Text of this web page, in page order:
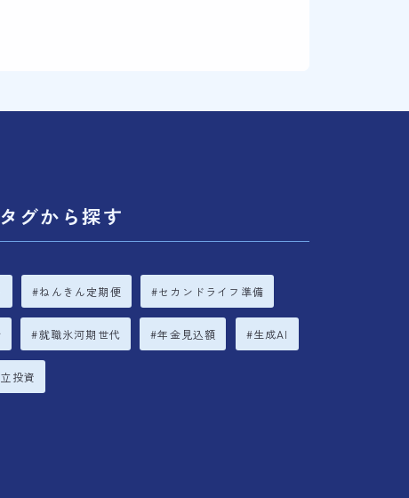
タグから探す
ねんきん定期便 セカンドライフ準備
就職氷河期世代 年金見込額 生成AI
投資